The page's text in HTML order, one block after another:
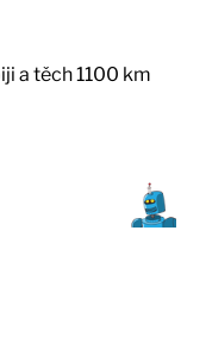
a těch 1100 km